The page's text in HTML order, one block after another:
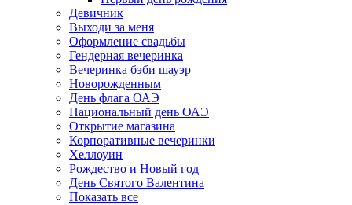
Девичник
Выходи за меня
Оформление свадьбы
Гендерная вечеринка
Вечеринка бэби шауэр
Новорожденным
День флага ОАЭ
Национальный день ОАЭ
Открытие магазина
Корпоративные вечеринки
Хеллоуин
Рождество и Новый год
День Святого Валентина
Показать все